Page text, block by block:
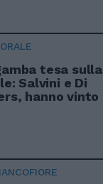
tesa sulla
Salvini e Di
hanno vinto